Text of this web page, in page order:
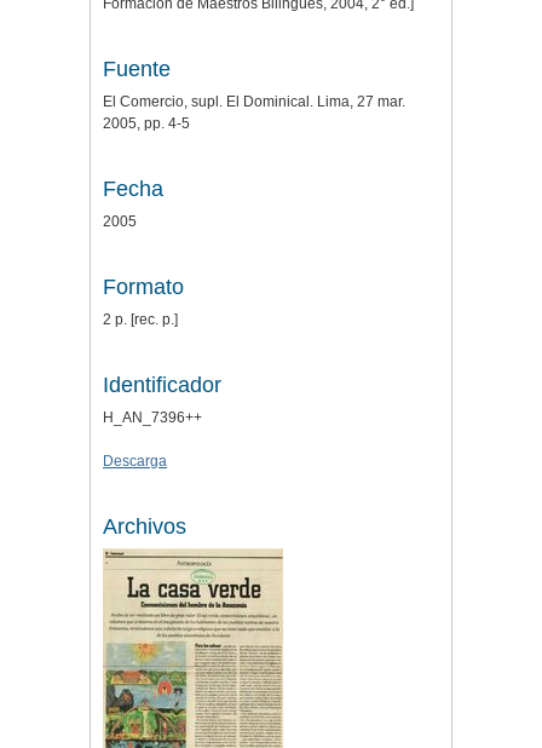
Formación de Maestros Bilingües, 2004, 2° ed.]
Fuente
El Comercio, supl. El Dominical. Lima, 27 mar.
2005, pp. 4-5
Fecha
2005
Formato
2 p. [rec. p.]
Identificador
H_AN_7396++
Descarga
Archivos